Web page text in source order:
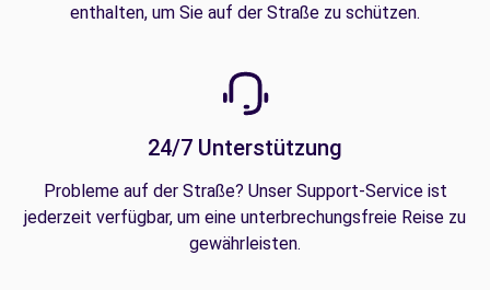
enthalten, um Sie auf der Straße zu schützen.
24/7 Unterstützung
Probleme auf der Straße? Unser Support-Service ist
jederzeit verfügbar, um eine unterbrechungsfreie Reise zu
gewährleisten.